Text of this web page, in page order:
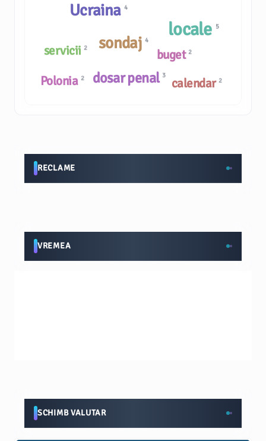
sondaj4
dosar penal 3
calendar 2
servicii 2 buget 2
Ucraina 4
Polonia 2
locale 5
RECLAME
VREMEA
SCHIMB VALUTAR